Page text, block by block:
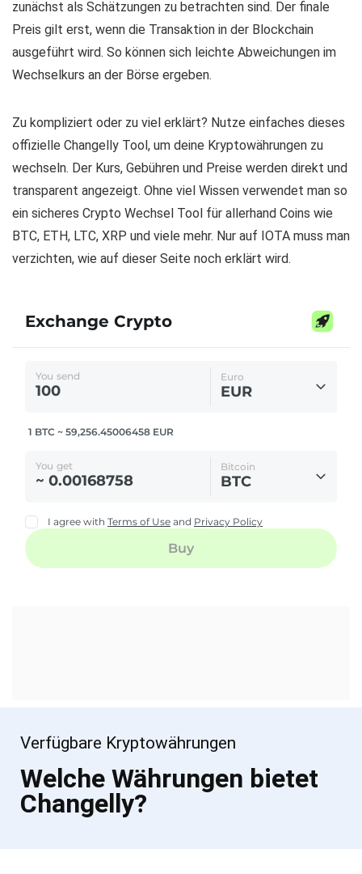
zunächst als Schätzungen zu betrachten sind. Der finale
Preis gilt erst, wenn die Transaktion in der Blockchain
ausgeführt wird. So können sich leichte Abweichungen im
Wechselkurs an der Börse ergeben.
Zu kompliziert oder zu viel erklärt? Nutze einfaches dieses
offizielle Changelly Tool, um deine Kryptowährungen zu
wechseln. Der Kurs, Gebühren und Preise werden direkt und
transparent angezeigt. Ohne viel Wissen verwendet man so
ein sicheres Crypto Wechsel Tool für allerhand Coins wie
BTC, ETH, LTC, XRP und viele mehr. Nur auf IOTA muss man
verzichten, wie auf dieser Seite noch erklärt wird.
Verfügbare Kryptowährungen
Welche Währungen bietet
Changelly?